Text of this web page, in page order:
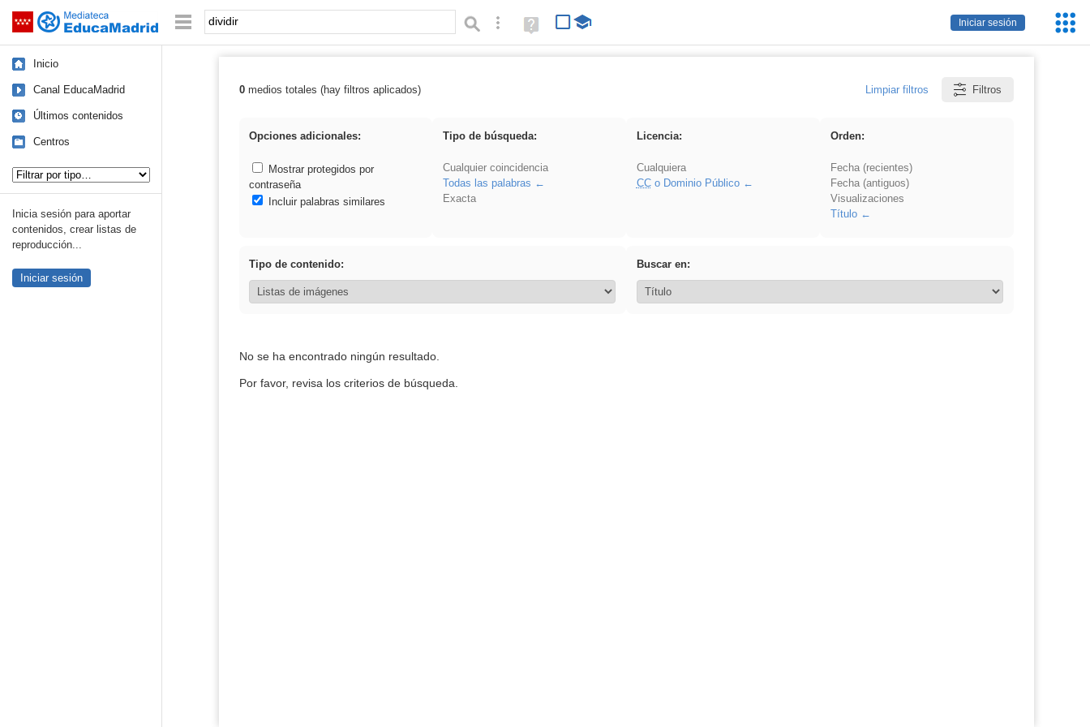
Saltar navegación
Iniciar sesión
Palabra o frase: Búsqueda avanzada
Ayuda
(en
Inicio
Canal EducaMadrid
Últimos contenidos
Centros
Inicia sesión para aportar
contenidos, crear listas de
reproducción...
Iniciar sesión
Resultados de: dividir
0medios totales (hay filtros aplicados) Limpiar filtros Filtros
Opciones adicionales:
Mostrar protegidos por
contraseña
Incluir palabras similares
Tipo de búsqueda:
Cualquier coincidencia
Todas las palabras
Exacta
Licencia:
Cualquiera
CCo Dominio Público
Orden:
Fecha (recientes)
Fecha (antiguos)
Visualizaciones
Título
Tipo de contenido: Buscar en:
No se ha encontrado ningún resultado.
Por favor, revisa los criterios de búsqueda.